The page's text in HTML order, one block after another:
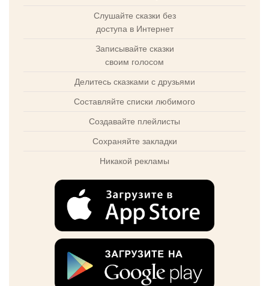
Слушайте сказки без
доступа в Интернет
Записывайте сказки
своим голосом
Делитесь сказками с друзьями
Составляйте списки любимого
Создавайте плейлисты
Сохраняйте закладки
Никакой рекламы